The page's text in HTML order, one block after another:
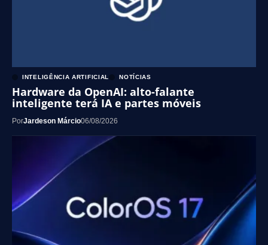
INTELIGÊNCIA ARTIFICIAL NOTÍCIAS
Hardware da OpenAI: alto-falante
inteligente terá IA e partes móveis
PorJardeson Márcio06/08/2026